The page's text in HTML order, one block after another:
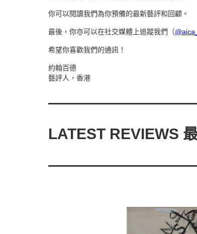
你可以閱讀我們為你預備的最新藝評和回顧。
最後，你亦可以在社交媒體上追蹤我們（
希望你喜歡我們的通訊！
約翰百德
藝評人，香港
LATEST REVIEWS